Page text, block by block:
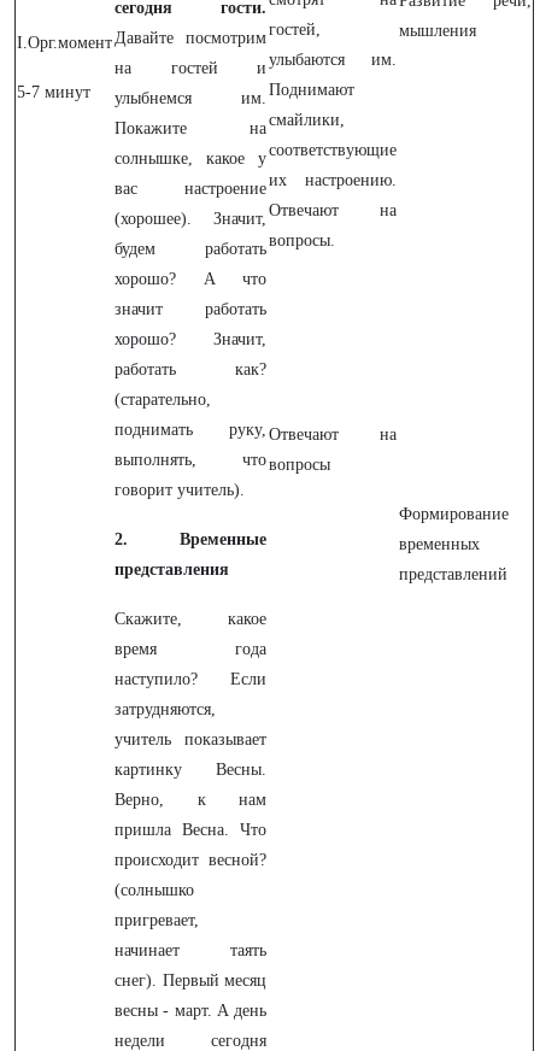
I.Орг.момент
5-7 минут
сегодня гости.
Давайте посмотрим
на гостей и
улыбнемся им.
Покажите на
солнышке, какое у
вас настроение
(хорошее). Значит,
будем работать
хорошо? А что
значит работать
хорошо? Значит,
работать как?
(старательно,
поднимать руку,
выполнять, что
говорит учитель).
2. Временные
представления
Скажите, какое
время года
наступило? Если
затрудняются,
учитель показывает
картинку Весны.
Верно, к нам
пришла Весна. Что
происходит весной?
(солнышко
пригревает,
начинает таять
снег). Первый месяц
весны - март. А день
недели сегодня
гостей,
улыбаются им.
Поднимают
смайлики,
соответствующие
их настроению.
Отвечают на
вопросы.
Отвечают на
вопросы
мышления
Формирование
временных
представлений